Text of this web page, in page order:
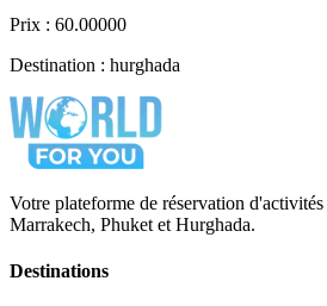
Prix : 60.00000
Destination : hurghada
Votre plateforme de réservation
Marrakech, Phuket et Hurghada.
Destinations